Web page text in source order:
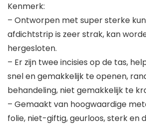
Kenmerk:
– Ontworpen met super sterke
afdichtstrip is zeer strak, kan
hergesloten.
– Er zijn twee incisies op de tas,
snel en gemakkelijk te openen,
behandeling, niet gemakkelijk te
– Gemaakt van hoogwaardige
folie, niet-giftig, geurloos, sterk en